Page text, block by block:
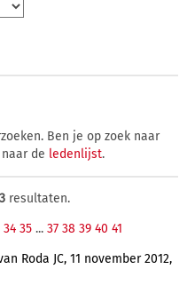
Ben je op zoek naar
de ledenlijst.
resultaten.
34 35 ... 37 38 39 40 41
Roda JC, 11 november 2012,